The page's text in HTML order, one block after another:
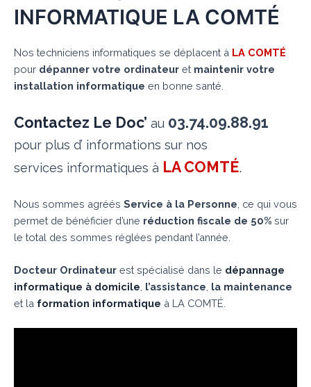
INFORMATIQUE LA COMTÉ
Nos techniciens informatiques se déplacent à LA COMTÉ
pour dépanner votre ordinateur et maintenir votre
installation informatique en bonne santé.
Contactez Le Doc’ au 03.74.09.88.91
pour plus d’ informations sur nos
services informatiques à LA COMTÉ.
Nous sommes agréés Service à la Personne , ce qui vous
permet de bénéficier d’une réduction fiscale de 50% sur
le total des sommes réglées pendant l’année.
Docteur Ordinateur est spécialisé dans le dépannage
informatique à domicile l’assistance la maintenance
et la formation informatique à LA COMTÉ.